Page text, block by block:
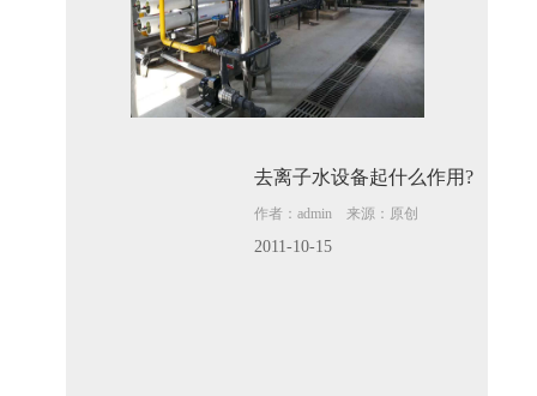
去离子水设备起什么作用?
作者：admin 来源：原创
2011-10-15